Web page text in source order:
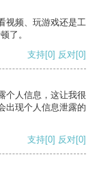
视频、玩游戏还是工
了。
支持[0] 反对[0]
个人信息，这让我很
出现个人信息泄露的
支持[0] 反对[0]